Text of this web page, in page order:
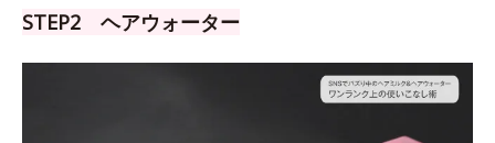
STEP2 ヘアウォーター